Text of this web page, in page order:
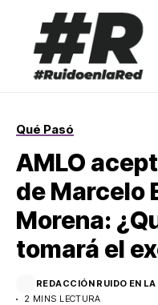
Qué Pasó
AMLO
de Marcelo
Morena:
tomará el
REDACCIÓN RUIDO EN LA
2 MINS LECTURA